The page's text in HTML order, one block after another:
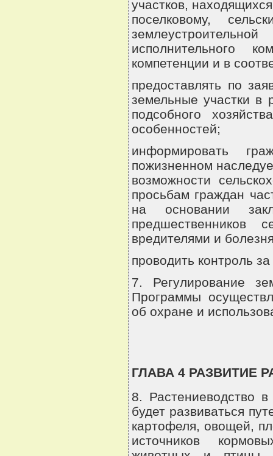
участков,
поселковому,
исполнительного
компетенции и в
предоставлять по
земельные участки в
подсобного
особенностей;
информировать
пожизненном
возможности
просьбам граждан
на основании
предшественников
вредителями и
проводить контроль
7. Регулирование
Программы
об охране и
ГЛАВА 4 РАЗВИТИЕ
8. Растениеводство
будет развиваться
картофеля, овощей,
источников